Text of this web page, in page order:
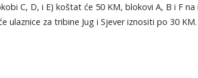
C, D, i E) koštat će 50 KM, blokovi A, B i F
ulaznice za tribine Jug i Sjever iznositi po 30 KM.